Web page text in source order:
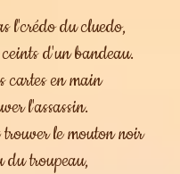
l'crédo du cluedo,
d'un bandeau.
cartes en main
l'assassin.
trouver le mouton noir
du troupeau,